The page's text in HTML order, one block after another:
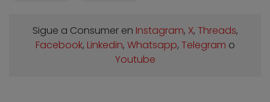
Sigue a Consumer en Instagram, X, Threads,
Facebook, Linkedin, Whatsapp, Telegram o
Youtube